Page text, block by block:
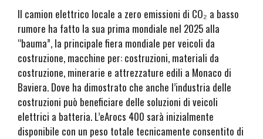
Il camion elettrico locale a zero emissioni di CO₂ a basso
rumore ha fatto la sua prima mondiale nel 2025 alla
“bauma”, la principale fiera mondiale per veicoli da
costruzione, macchine per: costruzioni, materiali da
costruzione, minerarie e attrezzature edili a Monaco di
Baviera. Dove ha dimostrato che anche l’industria delle
costruzioni può beneficiare delle soluzioni di veicoli
elettrici a batteria. L’eArocs 400 sarà inizialmente
disponibile con un peso totale tecnicamente consentito di